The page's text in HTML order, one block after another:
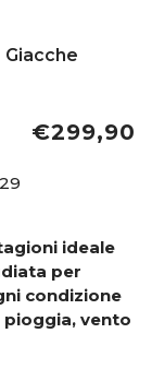
Giacche
€299,90
ideale
per
condizione
vento